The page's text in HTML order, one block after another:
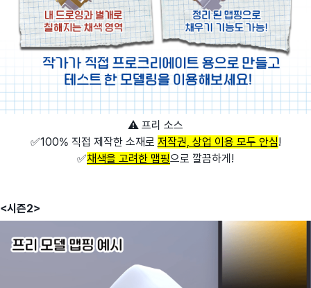
⚠️ 프리 소스
✅100% 직접 제작한 소재로 저작권, 상업 이용 모두 안심!
✅채색을 고려한 맵핑으로 깔끔하게!
<시즌2>